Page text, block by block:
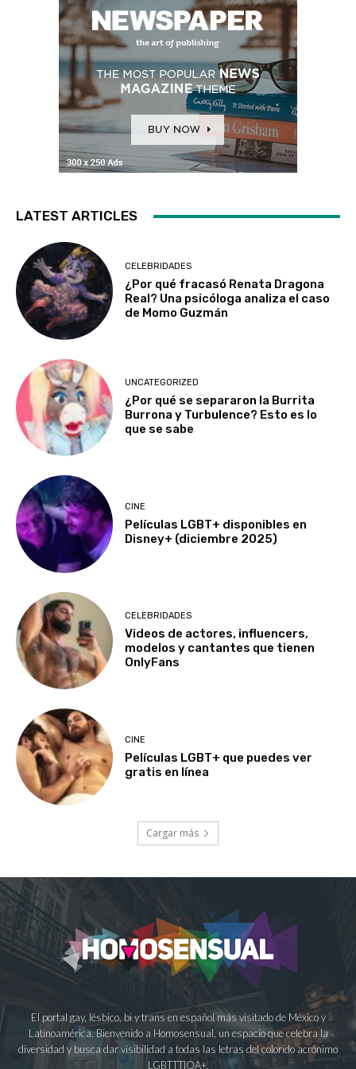
LATEST ARTICLES
CELEBRIDADES
¿Por qué fracasó Renata Dragona
Real? Una psicóloga analiza el caso
de Momo Guzmán
UNCATEGORIZED
¿Por qué se separaron la Burrita
Burrona y Turbulence? Esto es lo
que se sabe
CINE
Películas LGBT+ disponibles en
Disney+ (diciembre 2025)
CELEBRIDADES
Videos de actores, influencers,
modelos y cantantes que tienen
OnlyFans
CINE
Películas LGBT+ que puedes ver
gratis en línea
Cargar más
El portal gay, lésbico, bi y trans en español más visitado de México y
Latinoamérica. Bienvenido a Homosensual, un espacio que celebra la
diversidad y busca dar visibilidad a todas las letras del colorido acrónimo
LGBTTTIQA+.